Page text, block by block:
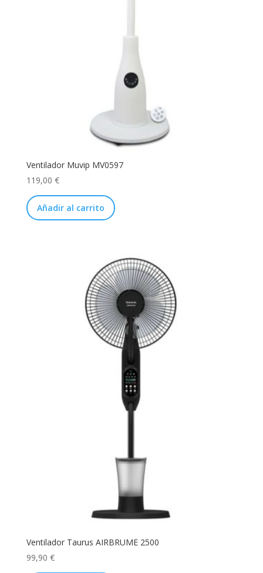
Ventilador Muvip MV0597
119,00 €
Añadir al carrito
Ventilador Taurus AIRBRUME 2500
99,90 €